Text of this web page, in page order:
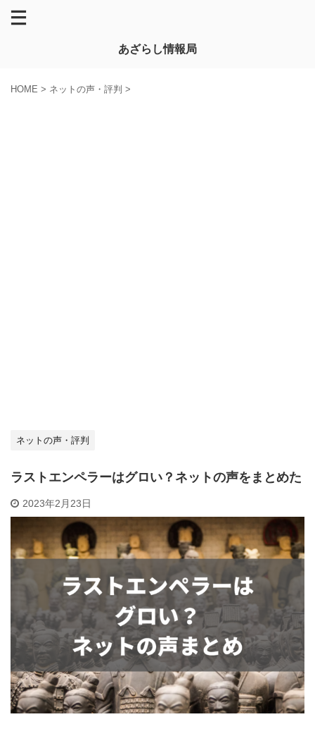
あざらし情報局
HOME > ネットの声・評判 >
ネットの声・評判
ラストエンペラーはグロい？ネットの声をまとめた
2023年2月23日